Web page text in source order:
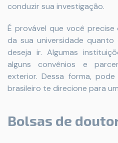
conduzir sua investigação.
É provável que você
da sua universidade
deseja ir. Algumas
alguns convênios e
exterior. Dessa forma,
brasileiro te direcione para
Bolsas de